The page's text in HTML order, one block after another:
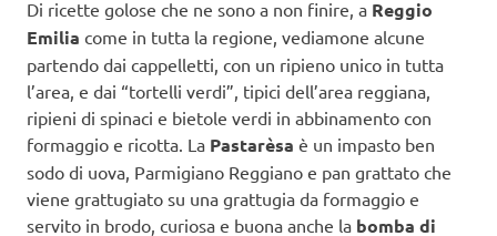
Di ricette golose che ne sono a non finire, a Reggio
Emilia come in tutta la regione, vediamone alcune
partendo dai cappelletti, con un ripieno unico in tutta
l’area, e dai “tortelli verdi”, tipici dell’area reggiana,
ripieni di spinaci e bietole verdi in abbinamento con
formaggio e ricotta. La Pastarèsa è un impasto ben
sodo di uova, Parmigiano Reggiano e pan grattato che
viene grattugiato su una grattugia da formaggio e
servito in brodo, curiosa e buona anche la bomba di